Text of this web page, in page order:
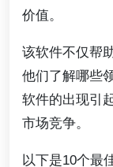
价值。
该软件不仅帮
他们了解哪些
软件的出现引
市场竞争。
以下是10个最